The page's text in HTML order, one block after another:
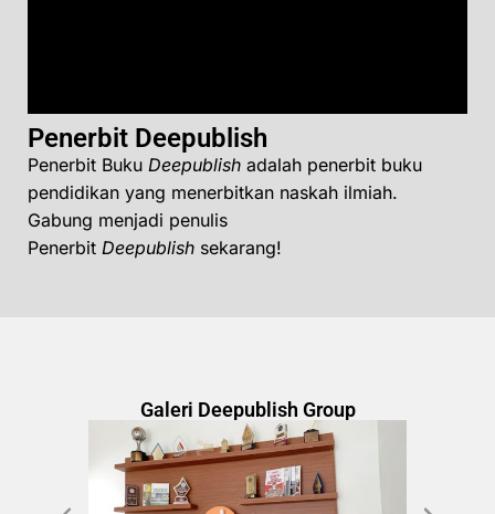
Penerbit Deepublish
Penerbit Buku Deepublish adalah penerbit buku
pendidikan yang menerbitkan naskah ilmiah.
Gabung menjadi penulis
Penerbit Deepublish sekarang!
Galeri Deepublish Group